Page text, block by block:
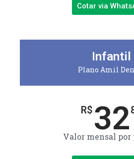
Cotar via
Infantil
Plano Amil
R$ 32
Valor mensal por